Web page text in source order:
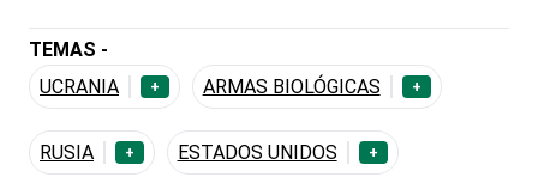
TEMAS -
UCRANIA
+ ARMAS BIOLÓGICAS +
RUSIA + ESTADOS UNIDOS +